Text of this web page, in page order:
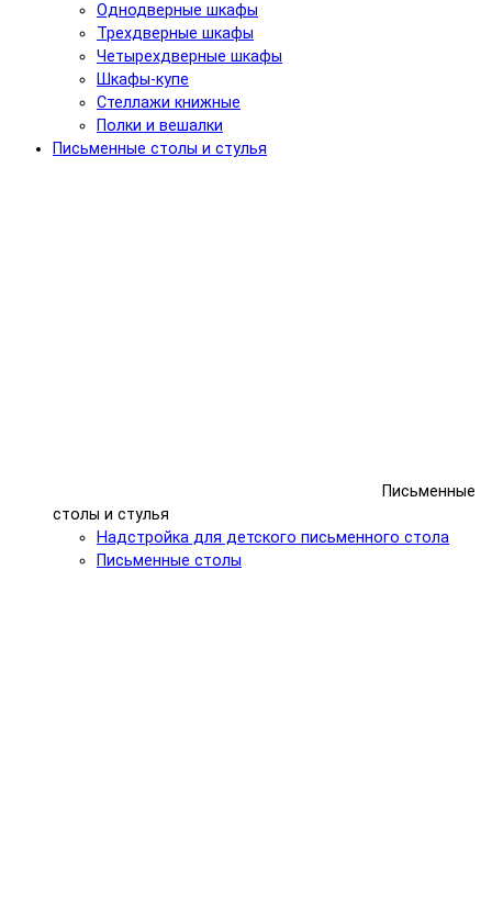
Однодверные шкафы
Трехдверные шкафы
Четырехдверные шкафы
Шкафы-купе
Стеллажи книжные
Полки и вешалки
Письменные столы и стулья
Письменные
столы и стулья
Надстройка для детского письменного стола
Письменные столы